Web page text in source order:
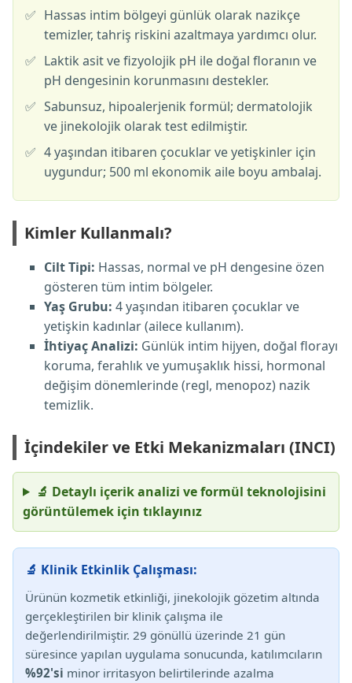
✅ Hassas intim bölgeyi günlük olarak nazikçe
temizler, tahriş riskini azaltmaya yardımcı olur.
✅ Laktik asit ve fizyolojik pH ile doğal floranın ve
pH dengesinin korunmasını destekler.
✅ Sabunsuz, hipoalerjenik formül; dermatolojik
ve jinekolojik olarak test edilmiştir.
✅ 4 yaşından itibaren çocuklar ve yetişkinler için
uygundur; 500 ml ekonomik aile boyu ambalaj.
Kimler Kullanmalı?
Cilt Tipi: Hassas, normal ve pH dengesine özen
gösteren tüm intim bölgeler.
Yaş Grubu: 4 yaşından itibaren çocuklar ve
yetişkin kadınlar (ailece kullanım).
İhtiyaç Analizi: Günlük intim hijyen, doğal florayı
koruma, ferahlık ve yumuşaklık hissi, hormonal
değişim dönemlerinde (regl, menopoz) nazik
temizlik.
İçindekiler ve Etki Mekanizmaları (INCI)
🔬 Detaylı içerik analizi ve formül teknolojisini
görüntülemek için tıklayınız
🔬 Klinik Etkinlik Çalışması:
Ürünün kozmetik etkinliği, jinekolojik gözetim altında
gerçekleştirilen bir klinik çalışma ile
değerlendirilmiştir. 29 gönüllü üzerinde 21 gün
süresince yapılan uygulama sonucunda, katılımcıların
%92'si minor irritasyon belirtilerinde azalma